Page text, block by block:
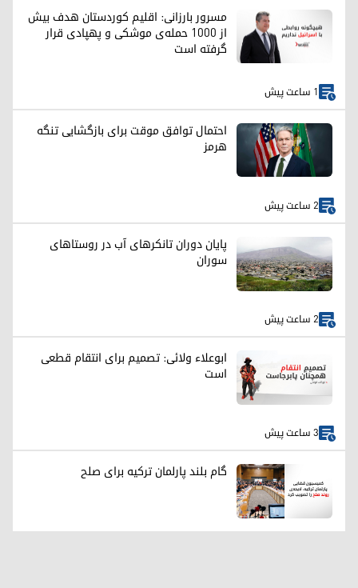
مسرور بارزانی: اقلیم کوردستان هدف بیش
از ۱۰۰۰ حمله‌ی موشکی و پهپادی قرار
گرفته است
1 ساعت پیش
احتمال توافق موقت برای بازگشایی تنگه
هرمز
2 ساعت پیش
پایان دوران تانکرهای آب در روستاهای
سوران
2 ساعت پیش
ابوعلاء ولائی: تصمیم برای انتقام قطعی
است
3 ساعت پیش
گام بلند پارلمان ترکیه برای صلح